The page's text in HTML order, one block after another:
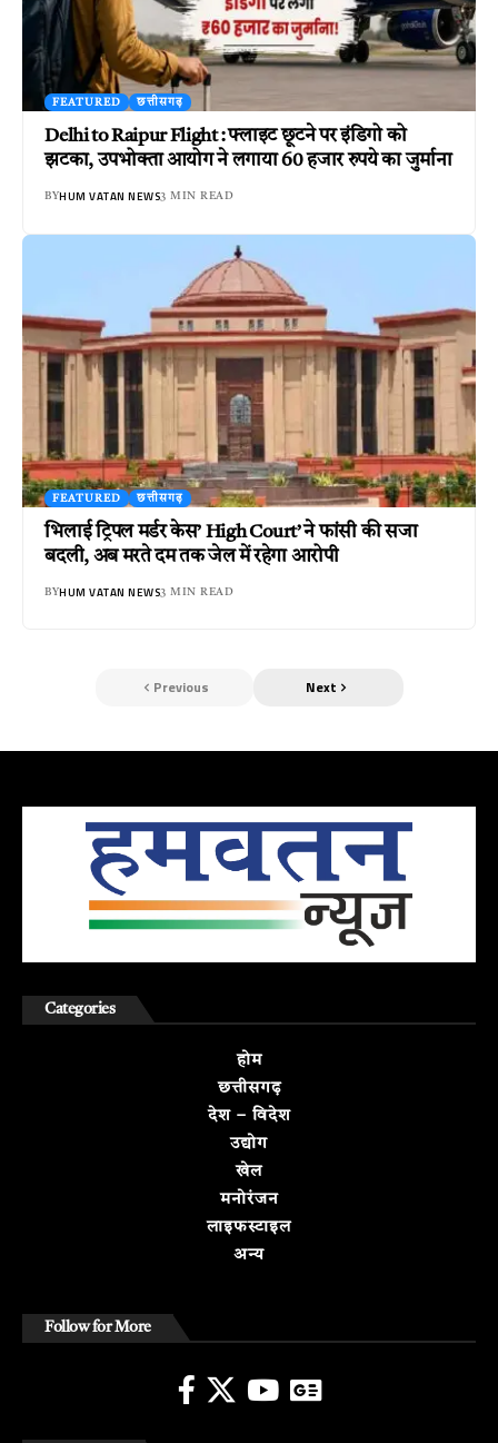
FEATURED छत्तीसगढ़
Delhi to Raipur Flight : फ्लाइट छूटने पर इंडिगो को
झटका, उपभोक्ता आयोग ने लगाया 60 हजार रुपये का जुर्माना
BYHUM VATAN NEWS3 MIN READ
FEATURED छत्तीसगढ़
भिलाई ट्रिपल मर्डर केस’ High Court’ ने फांसी की सजा
बदली, अब मरते दम तक जेल में रहेगा आरोपी
BYHUM VATAN NEWS3 MIN READ
Previous Next
Categories
होम
छत्तीसगढ़
देश – विदेश
उद्योग
खेल
मनोरंजन
लाइफस्टाइल
अन्य
Follow for More